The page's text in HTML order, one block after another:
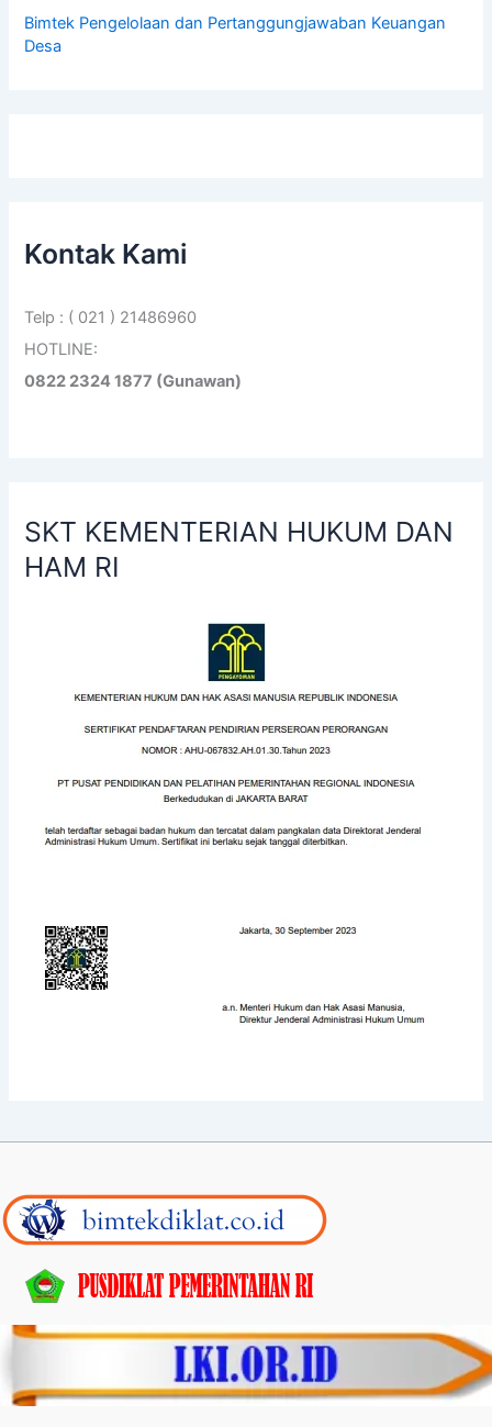
Bimtek Pengelolaan dan Pertanggungjawaban Keuangan
Desa
Kontak Kami
Telp : ( 021 ) 21486960
HOTLINE:
0822 2324 1877 (Gunawan)
SKT KEMENTERIAN HUKUM DAN
HAM RI